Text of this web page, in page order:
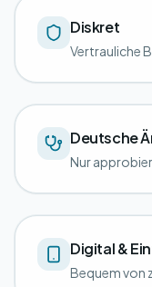
Diskret
Vertrauliche
Deutsche
Nur
Digital &
Bequem von